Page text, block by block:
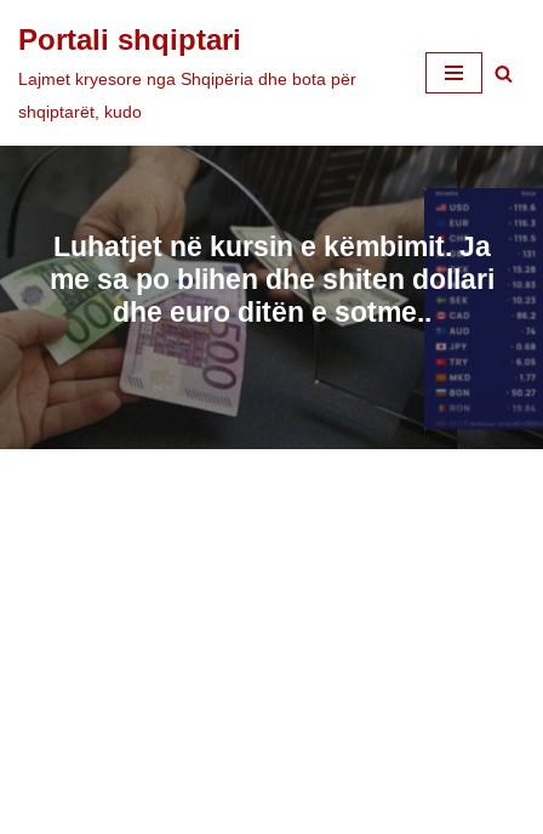
Skip
to
Portali shqiptari
Lajmet kryesore nga Shqipëria dhe bota për
shqiptarët, kudo
Luhatjet në kursin e këmbimit. Ja
me sa po blihen dhe shiten dollari
dhe euro ditën e sotme..